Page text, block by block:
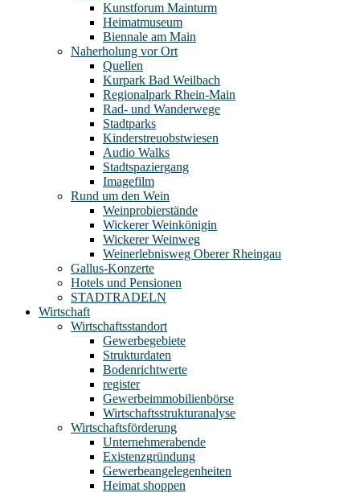
Kunstforum Mainturm
Heimatmuseum
Biennale am Main
Naherholung vor Ort
Quellen
Kurpark Bad Weilbach
Regionalpark Rhein-Main
Rad- und Wanderwege
Stadtparks
Kinderstreuobstwiesen
Audio Walks
Stadtspaziergang
Imagefilm
Rund um den Wein
Weinprobierstände
Wickerer Weinkönigin
Wickerer Weinweg
Weinerlebnisweg Oberer Rheingau
Gallus-Konzerte
Hotels und Pensionen
STADTRADELN
Wirtschaft
Wirtschaftsstandort
Gewerbegebiete
Strukturdaten
Bodenrichtwerte
register
Gewerbeimmobilienbörse
Wirtschaftsstrukturanalyse
Wirtschaftsförderung
Unternehmerabende
Existenzgründung
Gewerbeangelegenheiten
Heimat shoppen